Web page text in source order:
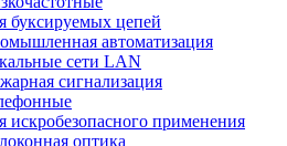
буксируемых цепей
автоматизация
сети LAN
сигнализация
искробезопасного применения
оптика